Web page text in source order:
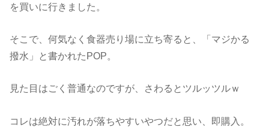
を買いに行きました。
そこで、何気なく食器売り場に立ち寄ると、「マジかる
撥水」と書かれたPOP。
見た目はごく普通なのですが、さわるとツルッツルｗ
コレは絶対に汚れが落ちやすいやつだと思い、即購入。